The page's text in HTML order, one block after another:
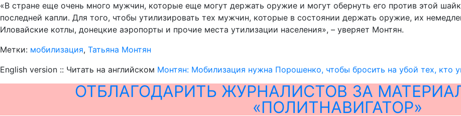
«В стране еще очень много мужчин, которые еще могут держать оружие и могут обернуть его против этой
последней капли. Для того, чтобы утилизировать тех мужчин, которые в состоянии держать оружие, их
Иловайские котлы, донецкие аэропорты и прочие места утилизации населения», – уверяет Монтян.
Метки: мобилизация, Татьяна Монтян
English version :: Читать на английском Монтян: Мобилизация нужна Порошенко, чтобы бросить на убой тех, кто
ОТБЛАГОДАРИТЬ ЖУРНАЛИСТОВ ЗА
«ПОЛИТНАВИГАТОР»